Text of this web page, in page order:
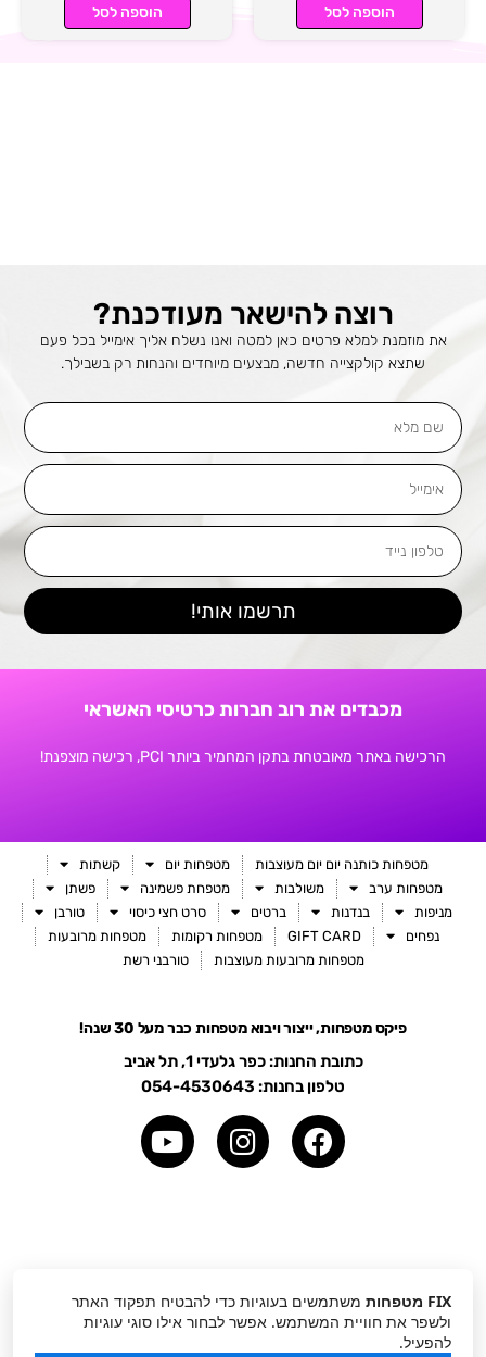
הוספה לסל
הוספה לסל
רוצה להישאר מעודכנת?
את מוזמנת למלא פרטים כאן למטה ואנו נשלח אליך אימייל בכל פעם
שתצא קולקצייה חדשה, מבצעים מיוחדים והנחות רק בשבילך.
שם
מלא
אימייל
טלפון
נייד
תרשמו אותי!
מכבדים את רוב חברות כרטיסי האשראי
הרכישה באתר מאובטחת בתקן המחמיר ביותר PCI, רכישה מוצפנת!
מטפחות כותנה יום יום מעוצבות מטפחות יום
קשתות
מטפחות ערב
משולבות מטפחת פשמינה
פשתן
מניפות
בנדנות ברטים סרט חצי כיסוי
טורבן
נפחים
GIFT CARD מטפחות רקומות
מטפחות מרובעות
מטפחות מרובעות מעוצבות
טורבני רשת
פיקס מטפחות, ייצור ויבוא מטפחות כבר מעל 30 שנה!
כתובת החנות: כפר גלעדי 1, תל אביב
טלפון בחנות: 054-4530643
e
אודותינו FIX מטפחות
משתמשים בעוגיות כדי להבטיח תפקוד האתר
ולשפר את חוויית המשתמש. אפשר לבחור אילו סוגי עוגיות
להפעיל.